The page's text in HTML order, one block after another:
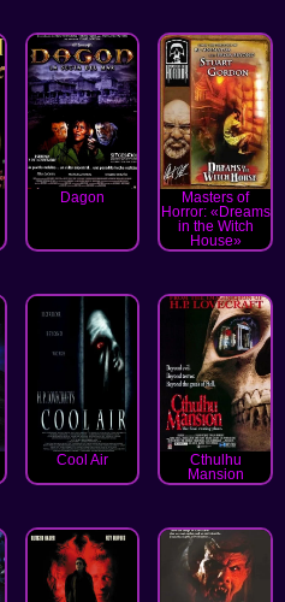
Dagon
Masters of
Horror: «Dreams
in the Witch
House»
Cool Air
Cthulhu
Mansion